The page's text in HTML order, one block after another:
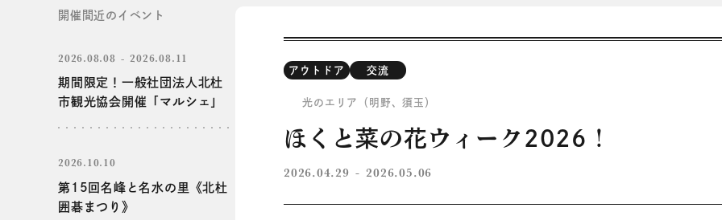
アウトドア 交流
光のエリア（明野、須玉）
ほくと菜の花ウィーク2026！
2026.04.29 2026.05.06
開催間近のイベント
2026.08.08 2026.08.11
期間限定！一般社団法人北杜
市観光協会開催「マルシェ」
2026.10.10
第15回名峰と名水の里《北杜
囲碁まつり》